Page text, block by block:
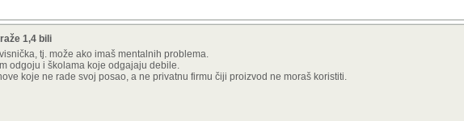
1,4 bili
tj. može ako imaš mentalnih problema.
odgoju i školama koje odgajaju debile.
koje ne rade svoj posao, a ne privatnu firmu čiji proizvod ne moraš koristiti.